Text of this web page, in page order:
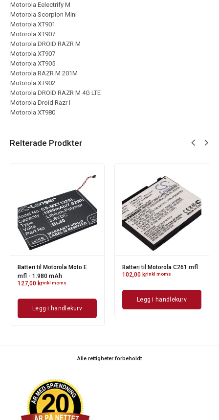
Motorola Eelectrify M
Motorola Scorpion Mini
Motorola XT901
Motorola XT907
Motorola DROID RAZR M
Motorola XT907
Motorola XT905
Motorola RAZR M 201M
Motorola XT902
Motorola DROID RAZR M 4G LTE
Motorola Droid Razr I
Motorola XT980
Relterade Prodkter
Batteri til Motorola Moto E
mfl - 1.980 mAh
127,00 krinkl moms
Legg i handlekurv
Batteri til Motorola C261 mfl
102,00 krinkl moms
Legg i handlekurv
Alle rettigheter forbeholdt